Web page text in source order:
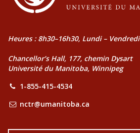
Heures : 8h30–16h30, Lundi – Vendredi
Chancellor’s Hall, 177, chemin Dysart
Université du Manitoba, Winnipeg
1-855-415-4534
nctr@umanitoba.ca